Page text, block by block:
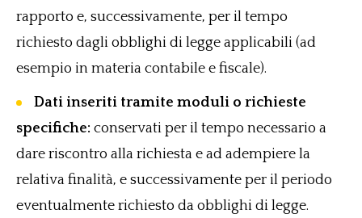
rapporto e, successivamente, per il tempo
richiesto dagli obblighi di legge applicabili (ad
esempio in materia contabile e fiscale).
Dati inseriti tramite moduli o richieste
specifiche: conservati per il tempo necessario a
dare riscontro alla richiesta e ad adempiere la
relativa finalità, e successivamente per il periodo
eventualmente richiesto da obblighi di legge.